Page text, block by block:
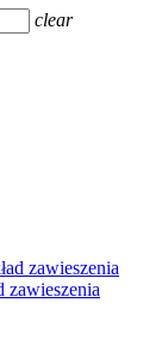
clear